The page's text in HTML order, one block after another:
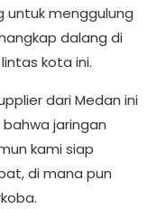
untuk menggulung
dalang di
kota ini.
dari Medan ini
jaringan
kami siap
di mana pun